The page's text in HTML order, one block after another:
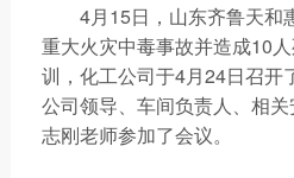
公司图片
员工风采
神驰报
4月15日，山东齐鲁天和
重大火灾中毒事故并造成10
训，化工公司于4月24日召开
公司领导、车间负责人、相
志刚老师参加了会议。